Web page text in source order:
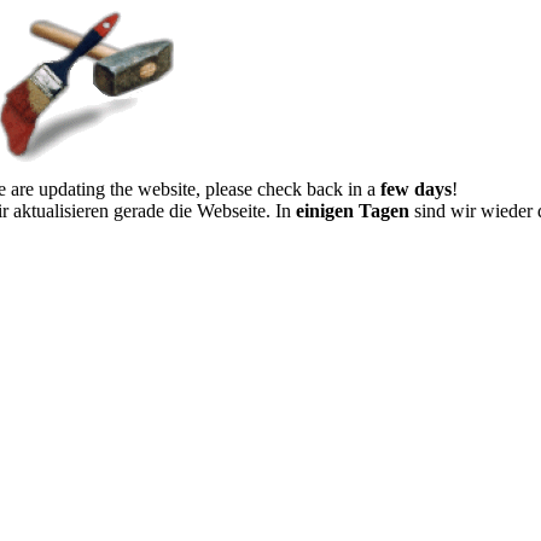
are updating the website, please check back in a few days!
aktualisieren gerade die Webseite. In einigen Tagen sind wir wieder